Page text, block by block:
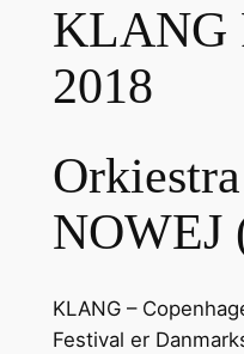
KLANG
2018
NOWEJ
KLANG –
Festival er